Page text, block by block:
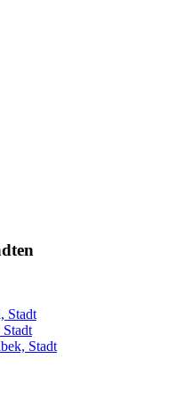
Stadt
Stadt